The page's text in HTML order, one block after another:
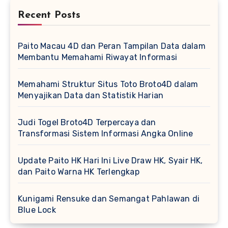
Recent Posts
Paito Macau 4D dan Peran Tampilan Data dalam
Membantu Memahami Riwayat Informasi
Memahami Struktur Situs Toto Broto4D dalam
Menyajikan Data dan Statistik Harian
Judi Togel Broto4D Terpercaya dan
Transformasi Sistem Informasi Angka Online
Update Paito HK Hari Ini Live Draw HK, Syair HK,
dan Paito Warna HK Terlengkap
Kunigami Rensuke dan Semangat Pahlawan di
Blue Lock